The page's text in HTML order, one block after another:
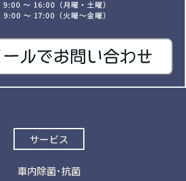
サービス
車内除菌･抗菌